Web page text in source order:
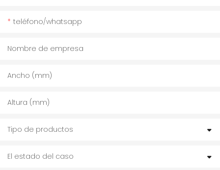
teléfono/whatsapp
Nombre de empresa
Ancho (mm)
Altura (mm)
Tipo de productos
El estado del caso